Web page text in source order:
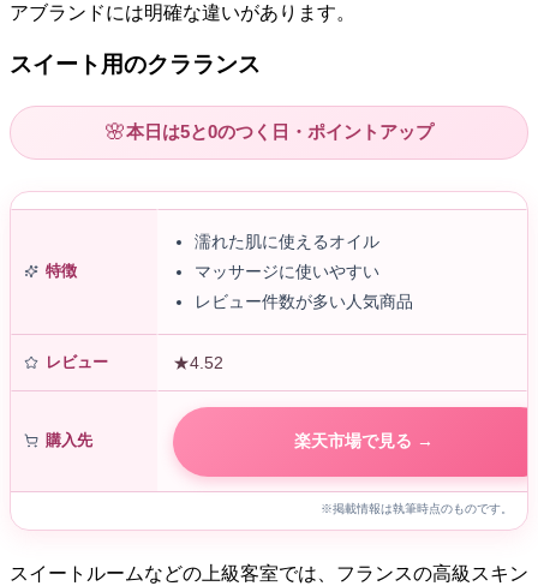
アブランドには明確な違いがあります。
スイート用のクラランス
🌸本日は5と0のつく日・ポイントアップ
特徴
濡れた肌に使えるオイル
マッサージに使いやすい
レビュー件数が多い人気商品
レビュー ★4.52
購入先 楽天市場で見る →
※掲載情報は執筆時点のものです。
スイートルームなどの上級客室では、フランスの高級スキン